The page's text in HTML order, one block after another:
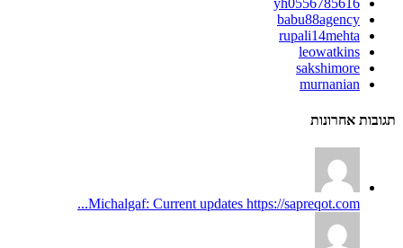
yh0556785616
babu88agency
rupali14mehta
leowatkins
sakshimore
murnanian
תגובות אחרונות
Michalgaf: Current updates https://sapreqot.com...